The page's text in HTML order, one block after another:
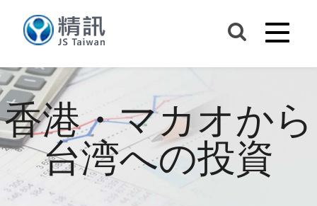
香港・マカオから
台湾への投資